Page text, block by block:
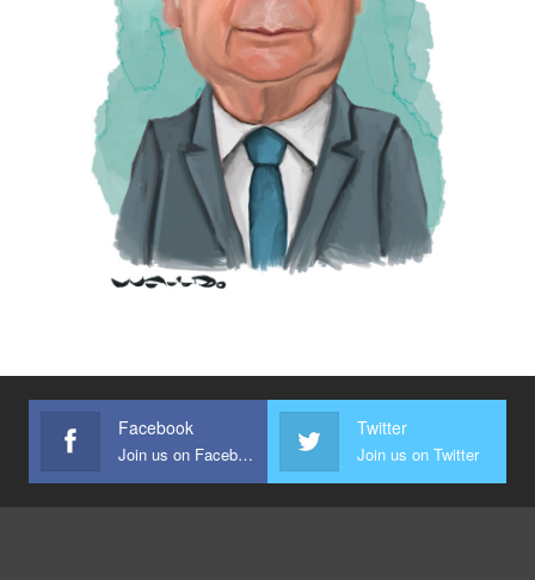
Facebook
Join us on Facebook
Twitter
Join us on Twitter